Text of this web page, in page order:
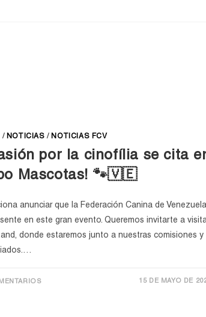
/ NOTICIAS / NOTICIAS FCV
por la cinofília se cita
Mascotas! 🐾🇻🇪
anunciar que la Federación Canina de Venezuela
en este gran evento. Queremos invitarte a
donde estaremos junto a nuestras comisiones y
15 DE MAYO DE